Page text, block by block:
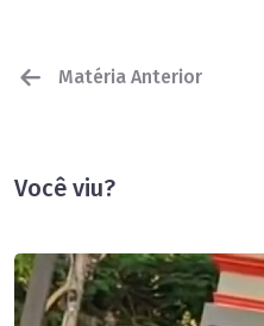
Matéria Anterior
Você viu?